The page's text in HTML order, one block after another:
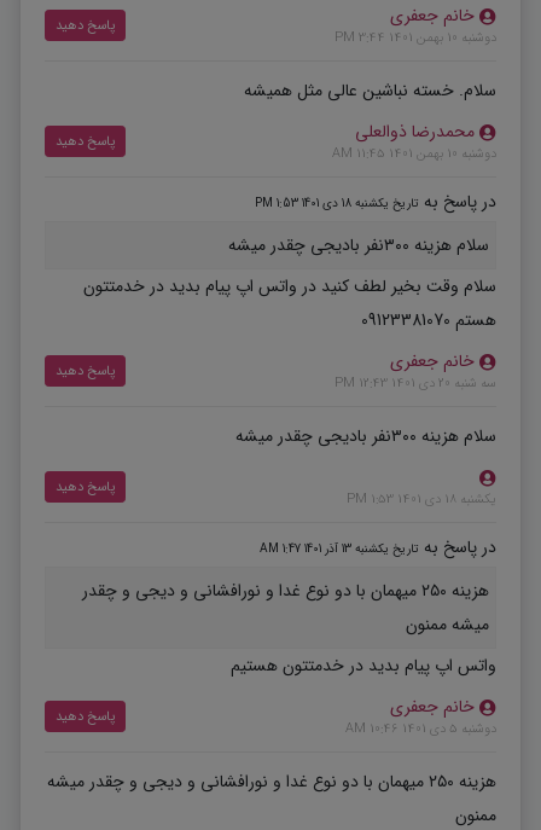
خانم جعفری
دوشنبه 10 بهمن 1401 3:44 PM
پاسخ دهید
سلام. خسته نباشین عالی مثل همیشه
محمدرضا ذوالعلی
دوشنبه 10 بهمن 1401 11:45 AM
پاسخ دهید
در پاسخ به تاریخ یکشنبه 18 دی 1401 1:53 PM
سلام هزینه ۳۰۰نفر بادیجی چقدر میشه
سلام وقت بخیر لطف کنید در واتس اپ پیام بدید در خدمتتون
هستم 09123381070
خانم جعفری
سه شنبه 20 دی 1401 12:43 PM
پاسخ دهید
سلام هزینه ۳۰۰نفر بادیجی چقدر میشه
یکشنبه 18 دی 1401 1:53 PM
پاسخ دهید
در پاسخ به تاریخ یکشنبه 13 آذر 1401 1:47 AM
هزینه ۲۵۰ میهمان با دو نوع غدا و نورافشانی و دیجی و چقدر
میشه ممنون
واتس اپ پیام بدید در خدمتتون هستیم
خانم جعفری
دوشنبه 5 دی 1401 10:46 AM
پاسخ دهید
هزینه ۲۵۰ میهمان با دو نوع غدا و نورافشانی و دیجی و چقدر میشه
ممنون